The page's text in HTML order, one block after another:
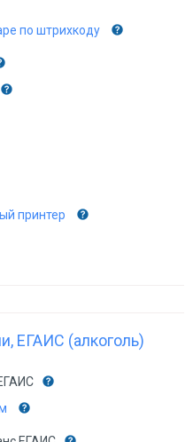
по штрихкоду
принтер
ЕГАИС (алкоголь)